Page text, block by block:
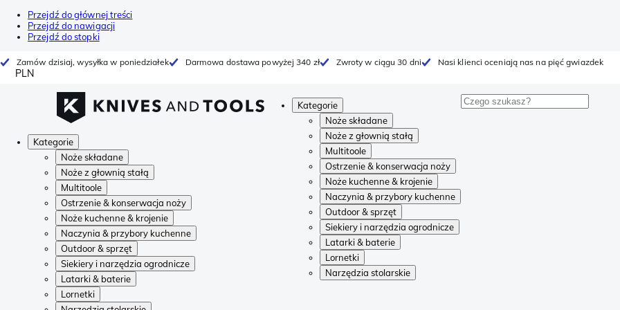
Przejdź do głównej treści
Przejdź do nawigacji
Przejdź do stopki
Zamów dzisiaj, wysyłka w poniedziałek Darmowa dostawa powyżej 340 zł Zwroty w ciągu 30 dni Nasi klienci oceniają nas na pięć gwiazdek
PLN
Kategorie
Noże składane
Noże z głownią stałą
Multitoole
Ostrzenie & konserwacja noży
Noże kuchenne & krojenie
Naczynia & przybory kuchenne
Outdoor & sprzęt
Siekiery i narzędzia ogrodnicze
Latarki & baterie
Lornetki
Narzędzia stolarskie
Kategorie
Noże składane
Noże z głownią stałą
Multitoole
Ostrzenie & konserwacja noży
Noże kuchenne & krojenie
Naczynia & przybory kuchenne
Outdoor & sprzęt
Siekiery i narzędzia ogrodnicze
Latarki & baterie
Lornetki